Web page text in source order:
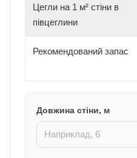
Цегли на 1 м² стіни в
півцеглини
Рекомендований запас
Довжина стіни, м